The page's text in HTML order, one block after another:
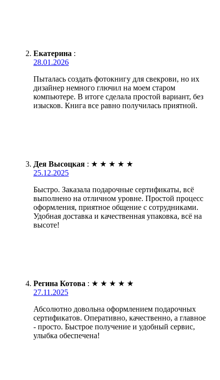
Екатерина :
28.01.2026
Пыталась создать фотокнигу для свекрови, но их
дизайнер немного глючил на моем старом
компьютере. В итоге сделала простой вариант, без
изысков. Книга все равно получилась приятной.
Дея Высоцкая : ★ ★ ★ ★ ★
25.12.2025
Быстро. Заказала подарочные сертификаты, всё
выполнено на отличном уровне. Простой процесс
оформления, приятное общение с сотрудниками.
Удобная доставка и качественная упаковка, всё на
высоте!
Регина Котова : ★ ★ ★ ★ ★
27.11.2025
Абсолютно довольна оформлением подарочных
сертификатов. Оперативно, качественно, а главное
- просто. Быстрое получение и удобный сервис,
улыбка обеспечена!